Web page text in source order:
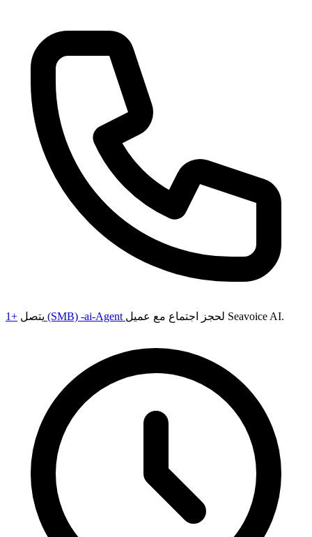
يتصل +1 (SMB) -ai-Agent لحجز اجتماع مع عميل Seavoice AI.